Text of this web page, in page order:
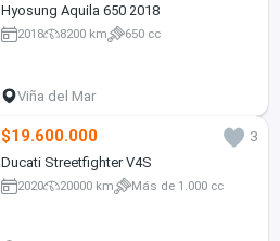
Hyosung Aquila 650 2018
2018 8200 km 650 cc
Viña del Mar
$19.600.000
3
Ducati Streetfighter V4S
2020 20000 km Más de 1.000 cc